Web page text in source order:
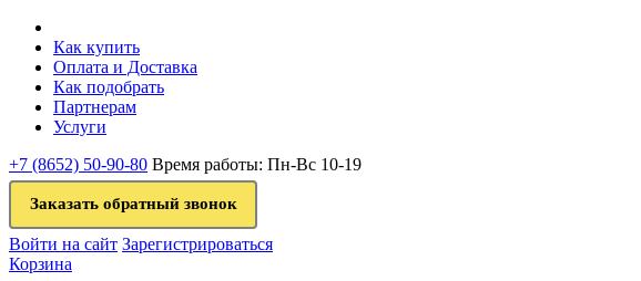
Как купить
Оплата и Доставка
Как подобрать
Партнерам
Услуги
+7 (8652) 50-90-80 Время работы: Пн-Вс 10-19
Заказать обратный звонок
Войти на сайт Зарегистрироваться
Корзина